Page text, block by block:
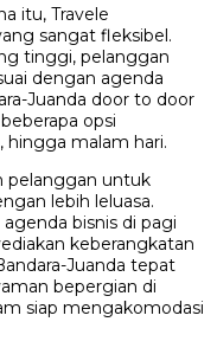
itu, Travele
sangat fleksibel.
tinggi, pelanggan
dengan agenda
Juanda door to door
opsi
hingga malam hari.
pelanggan untuk
lebih leluasa.
bisnis di pagi
keberangkatan
Juanda tepat
bepergian di
siap mengakomodasi